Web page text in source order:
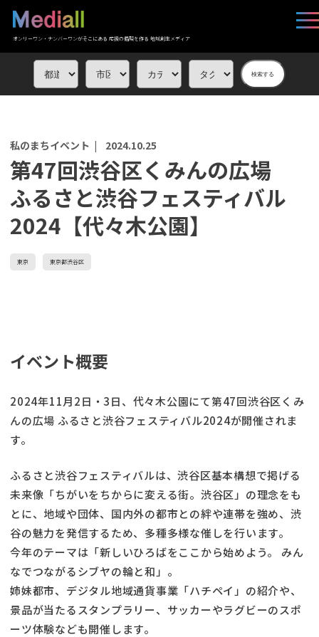
オンリーワン・ナンバーワンがそこにある 応援の循環を作る 地域創生メディア
検索する
私のまちイベント | 2024.10.25
第47回渋谷区くみんの広場
ふるさと渋谷フェスティバル
2024【代々木公園】
東京 東京都渋谷区
イベント概要
2024年11月2日・3日、代々木公園にて第47回渋谷区くみ
んの広場 ふるさと渋谷フェスティバル2024が開催されま
す。
ふるさと渋谷フェスティバルは、渋谷区基本構想で掲げる
未来像「ちがいをちからに変える街。渋谷区」の理念をも
とに、地域や団体、国内外の都市との絆や連帯を強め、渋
谷の魅力を発信するため、多種多様な催しを行います。
今年のテーマは「新しいひろばをここから始めよう。 みん
なでつながるシブヤの輪と和」。
姉妹都市、デジタル地域通貨事業「ハチペイ」の紹介や、
景品が当たるスタンプラリー、サッカーやラグビーのスポ
ーツ体験なども開催します。